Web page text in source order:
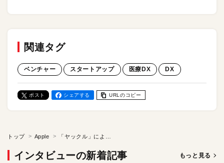
関連タグ
ベンチャー スタートアップ 医療DX DX
ポスト シェアする URLのコピー
トップ Apple
インタビューの新着記事 もっと見る